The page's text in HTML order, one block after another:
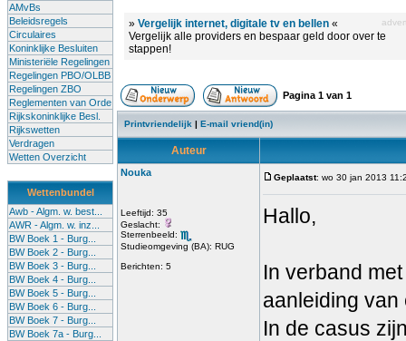
AMvBs
Beleidsregels
Circulaires
Koninklijke Besluiten
Ministeriële Regelingen
Regelingen PBO/OLBB
Regelingen ZBO
Reglementen van Orde
Rijkskoninklijke Besl.
Rijkswetten
Verdragen
Wetten Overzicht
Wettenbundel
Awb - Algm. w. best...
AWR - Algm. w. inz...
BW Boek 1 - Burg...
BW Boek 2 - Burg...
BW Boek 3 - Burg...
BW Boek 4 - Burg...
BW Boek 5 - Burg...
BW Boek 6 - Burg...
BW Boek 7 - Burg...
BW Boek 7a - Burg...
» Vergelijk internet, digitale tv en bellen «
Vergelijk alle providers en bespaar geld door over te
stappen!
Pagina 1 van 1
Printvriendelijk | E-mail vriend(in)
Auteur
Nouka
Leeftijd: 35
Geslacht:
Sterrenbeeld:
Studieomgeving (BA): RUG
Berichten: 5
Geplaatst: wo 30 jan 2013
Hallo,
In verband
aanleiding van
In de casus